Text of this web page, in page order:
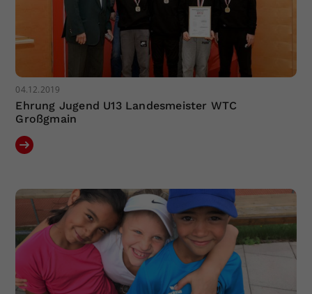
04.12.2019
Ehrung Jugend U13 Landesmeister WTC
Großgmain